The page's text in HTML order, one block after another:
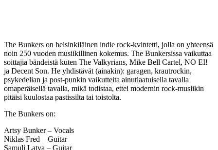
The Bunkers on helsinkiläinen indie rock-kvintetti, jolla on yhteensä
noin 250 vuoden musiikillinen kokemus. The Bunkersissa vaikuttaa
soittajia bändeistä kuten The Valkyrians, Mike Bell Cartel, NO EI!
ja Decent Son. He yhdistävät (ainakin): garagen, krautrockin,
psykedelian ja post-punkin vaikutteita ainutlaatuisella tavalla
omaperäisellä tavalla, mikä todistaa, ettei modernin rock-musiikin
pitäisi kuulostaa pastissilta tai toistolta.
The Bunkers on:
Artsy Bunker – Vocals
Niklas Fred – Guitar
Samuli Latva – Guitar